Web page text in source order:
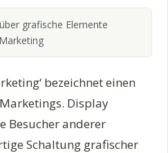
grafische Elemente
bezeichnet einen
Display
Besucher anderer
Schaltung grafischer